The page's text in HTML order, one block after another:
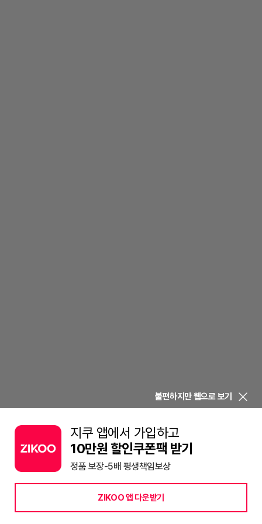
불편하지만 웹으로 보기
지쿠 앱에서 가입하고
10만원 할인쿠폰팩 받기
정품 보장-5배 평생책임보상
ZIKOO 앱 다운받기